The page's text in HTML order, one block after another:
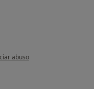
do utilizador paciente
abuso